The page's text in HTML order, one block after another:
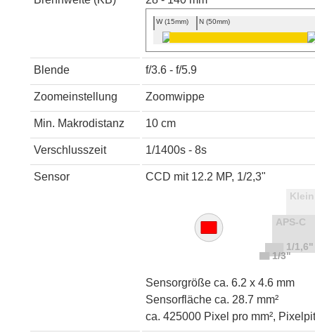
W (15mm) N (50mm)
Blende f/3.6 - f/5.9
Zoomeinstellung Zoomwippe
Min. Makrodistanz 10 cm
Verschlusszeit 1/1400s - 8s
Sensor CCD mit 12.2 MP, 1/2,3"
Sensorgröße ca. 6.2 x 4.6 mm
Sensorfläche ca. 28.7 mm²
ca. 425000 Pixel pro mm²,